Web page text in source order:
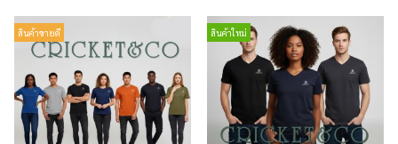
สินค้าขายดี สินค้าใหม่